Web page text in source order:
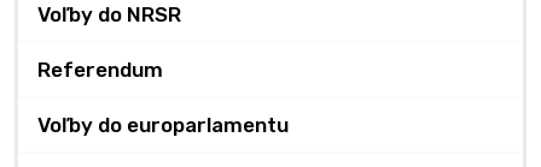
Voľby do NRSR
Referendum
Voľby do europarlamentu